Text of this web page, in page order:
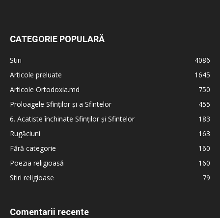
CATEGORIE POPULARĂ
Stiri
4086
Articole preluate
1645
Articole Ortodoxia.md
750
Proloagele Sfinților și a Sfintelor
455
6. Acatiste închinate Sfinților și Sfintelor
183
Rugăciuni
163
Fără categorie
160
Poezia religioasă
160
Stiri religioase
79
Comentarii recente